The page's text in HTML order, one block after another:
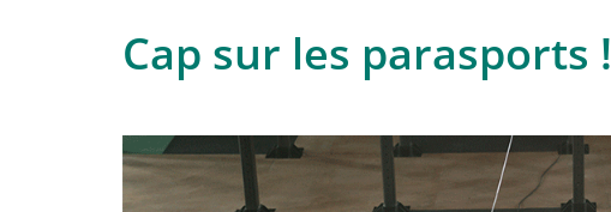
Cap sur les parasports !